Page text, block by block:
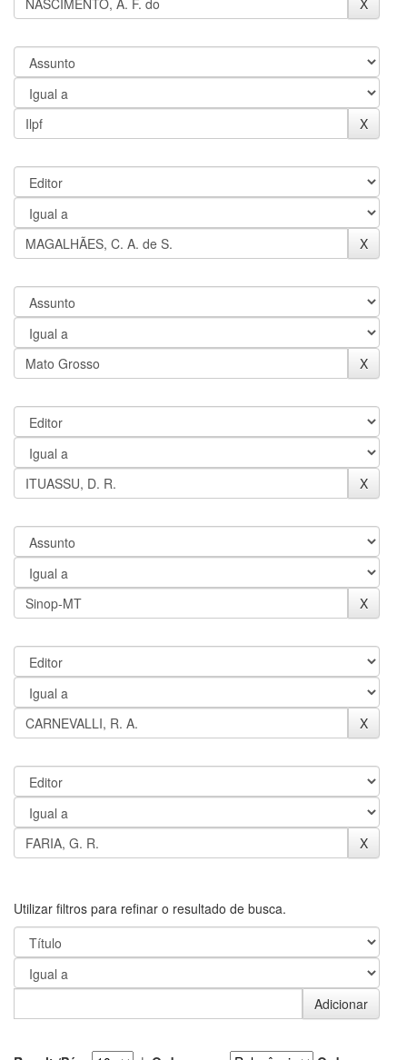
Utilizar filtros para refinar o resultado de busca.